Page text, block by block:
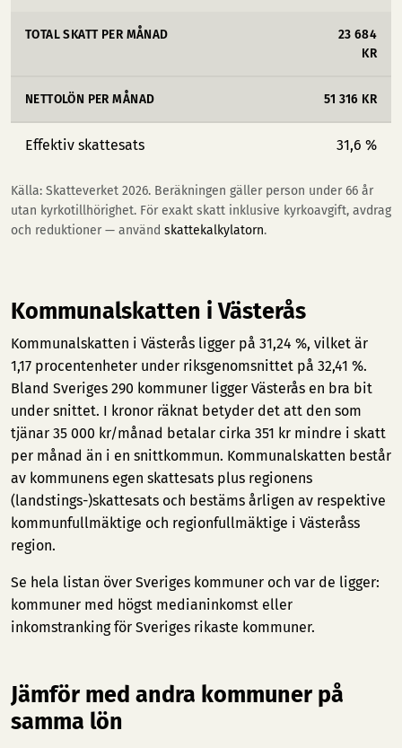
TOTAL SKATT PER MÅNAD
23 684
KR
NETTOLÖN PER MÅNAD 51 316 KR
Effektiv skattesats 31,6 %
Källa: Skatteverket 2026. Beräkningen gäller person under 66 år
utan kyrkotillhörighet. För exakt skatt inklusive kyrkoavgift, avdrag
och reduktioner — använd skattekalkylatorn.
Kommunalskatten i Västerås
Kommunalskatten i Västerås ligger på 31,24 %, vilket är
1,17 procentenheter under riksgenomsnittet på 32,41 %.
Bland Sveriges 290 kommuner ligger Västerås en bra bit
under snittet. I kronor räknat betyder det att den som
tjänar 35 000 kr/månad betalar cirka 351 kr mindre i skatt
per månad än i en snittkommun. Kommunalskatten består
av kommunens egen skattesats plus regionens
(landstings-)skattesats och bestäms årligen av respektive
kommunfullmäktige och regionfullmäktige i Västeråss
region.
Se hela listan över Sveriges kommuner och var de ligger:
kommuner med högst medianinkomst eller
inkomstranking för Sveriges rikaste kommuner.
Jämför med andra kommuner på
samma lön